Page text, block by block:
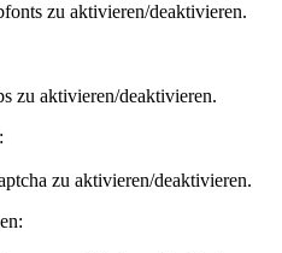
zu aktivieren/deaktivieren.
zu aktivieren/deaktivieren.
zu aktivieren/deaktivieren.